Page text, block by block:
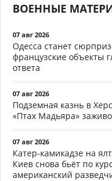
ВОЕННЫЕ
07 авг 2026
Одесса станет
французские объекты
ответа
07 авг 2026
Подземная казнь в
«Птах Мадьяра» заживо
07 авг 2026
Катер-камикадзе на
Киев снова бьёт по
американский